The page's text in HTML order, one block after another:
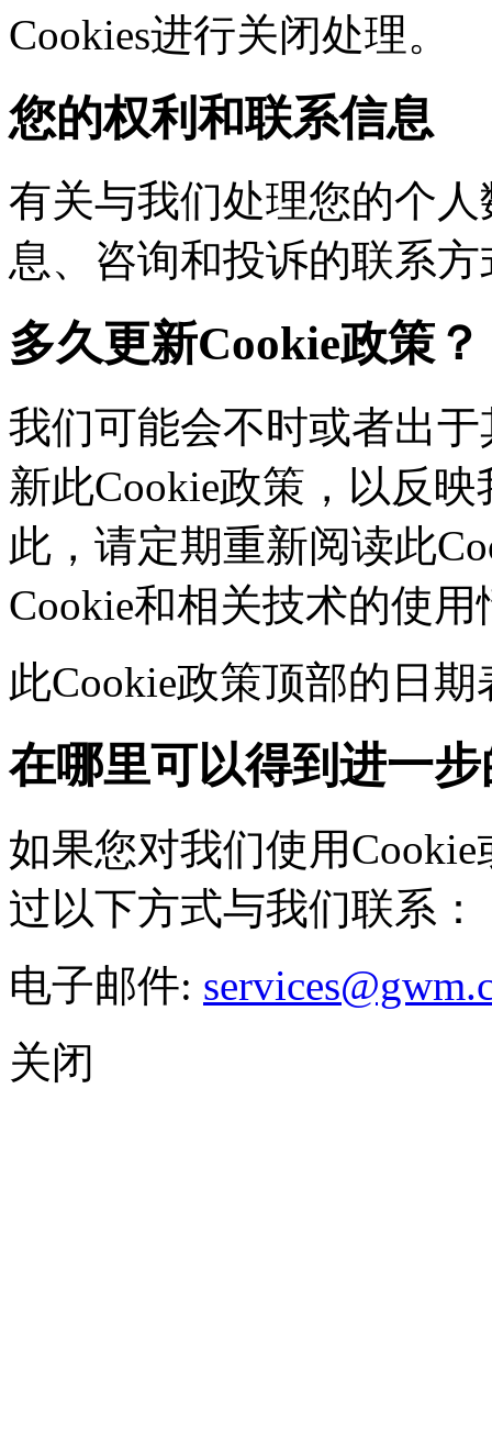
Cookies进行关闭处理。
您的权利和联系信息
有关与我们处理您的个
息、咨询和投诉的联系
多久更新Cookie政策？
我们可能会不时或者出于
新此Cookie政策，以
此，请定期重新阅读此
Cookie和相关技术的使用
此Cookie政策顶部的日
在哪里可以得到进一
如果您对我们使用Cookie
过以下方式与我们联系：
电子邮件:
关闭